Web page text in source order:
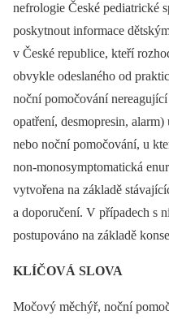
nefrologie České pediatrické
poskytnout informace
v České republice, kteří
obvykle odeslaného od
noční pomočování
opatření, desmopresin,
nebo noční pomočování, u
non‑monosymptomatická
vytvořena na základě
a doporučení. V případech s
postupováno na základě
KLÍČOVÁ SLOVA
Močový měchýř, noční